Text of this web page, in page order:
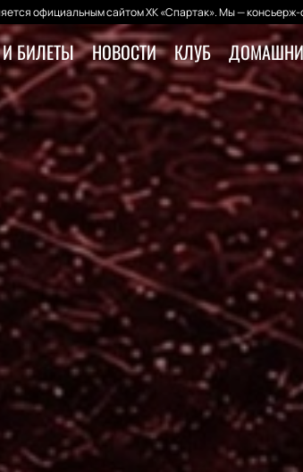
официальным сайтом ХК «Спартак». Мы —
БИЛЕТЫ НОВОСТИ КЛУБ